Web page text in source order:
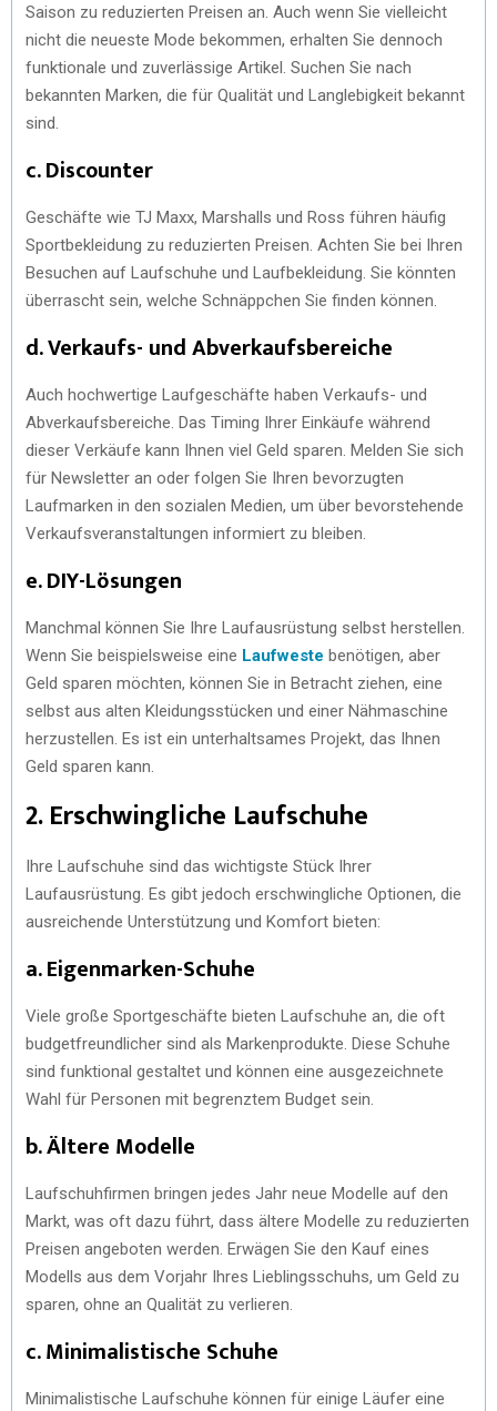
Saison zu reduzierten Preisen an. Auch wenn Sie vielleicht
nicht die neueste Mode bekommen, erhalten Sie dennoch
funktionale und zuverlässige Artikel. Suchen Sie nach
bekannten Marken, die für Qualität und Langlebigkeit bekannt
sind.
c. Discounter
Geschäfte wie TJ Maxx, Marshalls und Ross führen häufig
Sportbekleidung zu reduzierten Preisen. Achten Sie bei Ihren
Besuchen auf Laufschuhe und Laufbekleidung. Sie könnten
überrascht sein, welche Schnäppchen Sie finden können.
d. Verkaufs- und Abverkaufsbereiche
Auch hochwertige Laufgeschäfte haben Verkaufs- und
Abverkaufsbereiche. Das Timing Ihrer Einkäufe während
dieser Verkäufe kann Ihnen viel Geld sparen. Melden Sie sich
für Newsletter an oder folgen Sie Ihren bevorzugten
Laufmarken in den sozialen Medien, um über bevorstehende
Verkaufsveranstaltungen informiert zu bleiben.
e. DIY-Lösungen
Manchmal können Sie Ihre Laufausrüstung selbst herstellen.
Wenn Sie beispielsweise eine Laufweste benötigen, aber
Geld sparen möchten, können Sie in Betracht ziehen, eine
selbst aus alten Kleidungsstücken und einer Nähmaschine
herzustellen. Es ist ein unterhaltsames Projekt, das Ihnen
Geld sparen kann.
2. Erschwingliche Laufschuhe
Ihre Laufschuhe sind das wichtigste Stück Ihrer
Laufausrüstung. Es gibt jedoch erschwingliche Optionen, die
ausreichende Unterstützung und Komfort bieten:
a. Eigenmarken-Schuhe
Viele große Sportgeschäfte bieten Laufschuhe an, die oft
budgetfreundlicher sind als Markenprodukte. Diese Schuhe
sind funktional gestaltet und können eine ausgezeichnete
Wahl für Personen mit begrenztem Budget sein.
b. Ältere Modelle
Laufschuhfirmen bringen jedes Jahr neue Modelle auf den
Markt, was oft dazu führt, dass ältere Modelle zu reduzierten
Preisen angeboten werden. Erwägen Sie den Kauf eines
Modells aus dem Vorjahr Ihres Lieblingsschuhs, um Geld zu
sparen, ohne an Qualität zu verlieren.
c. Minimalistische Schuhe
Minimalistische Laufschuhe können für einige Läufer eine